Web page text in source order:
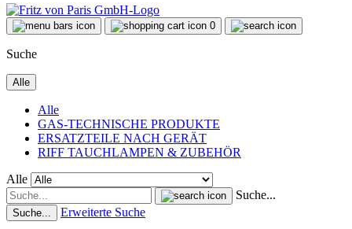
0
Suche
Alle
Alle
GAS-TECHNISCHE PRODUKTE
ERSATZTEILE NACH GERÄT
RIFF TAUCHLAMPEN & ZUBEHÖR
Alle
Suche...
Suche... Erweiterte Suche